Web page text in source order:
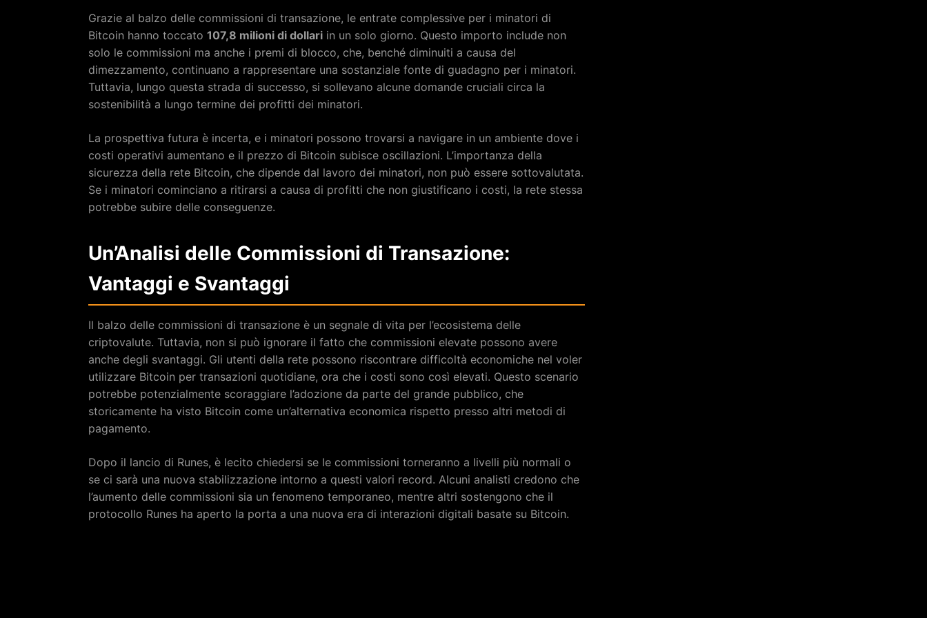
Grazie al balzo delle commissioni di transazione, le entrate complessive per i minatori di
Bitcoin hanno toccato 107,8 milioni di dollari in un solo giorno. Questo importo include non
solo le commissioni ma anche i premi di blocco, che, benché diminuiti a causa del
dimezzamento, continuano a rappresentare una sostanziale fonte di guadagno per i minatori.
Tuttavia, lungo questa strada di successo, si sollevano alcune domande cruciali circa la
sostenibilità a lungo termine dei profitti dei minatori.
La prospettiva futura è incerta, e i minatori possono trovarsi a navigare in un ambiente dove i
costi operativi aumentano e il prezzo di Bitcoin subisce oscillazioni. L’importanza della
sicurezza della rete Bitcoin, che dipende dal lavoro dei minatori, non può essere sottovalutata.
Se i minatori cominciano a ritirarsi a causa di profitti che non giustificano i costi, la rete stessa
potrebbe subire delle conseguenze.
Un’Analisi delle Commissioni di Transazione:
Vantaggi e Svantaggi
Il balzo delle commissioni di transazione è un segnale di vita per l’ecosistema delle
criptovalute. Tuttavia, non si può ignorare il fatto che commissioni elevate possono avere
anche degli svantaggi. Gli utenti della rete possono riscontrare difficoltà economiche nel voler
utilizzare Bitcoin per transazioni quotidiane, ora che i costi sono così elevati. Questo scenario
potrebbe potenzialmente scoraggiare l’adozione da parte del grande pubblico, che
storicamente ha visto Bitcoin come un’alternativa economica rispetto presso altri metodi di
pagamento.
Dopo il lancio di Runes, è lecito chiedersi se le commissioni torneranno a livelli più normali o
se ci sarà una nuova stabilizzazione intorno a questi valori record. Alcuni analisti credono che
l’aumento delle commissioni sia un fenomeno temporaneo, mentre altri sostengono che il
protocollo Runes ha aperto la porta a una nuova era di interazioni digitali basate su Bitcoin.